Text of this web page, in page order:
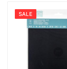
SALE